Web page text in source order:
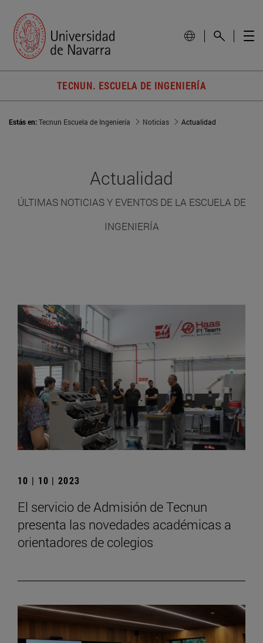
TECNUN. ESCUELA DE INGENIERÍA
Estás en:Tecnun Escuela de Ingeniería Noticias Actualidad
Actualidad
ÚLTIMAS NOTICIAS Y EVENTOS DE LA ESCUELA DE
INGENIERÍA
10 | 10 | 2023
El servicio de Admisión de Tecnun
presenta las novedades académicas a
orientadores de colegios